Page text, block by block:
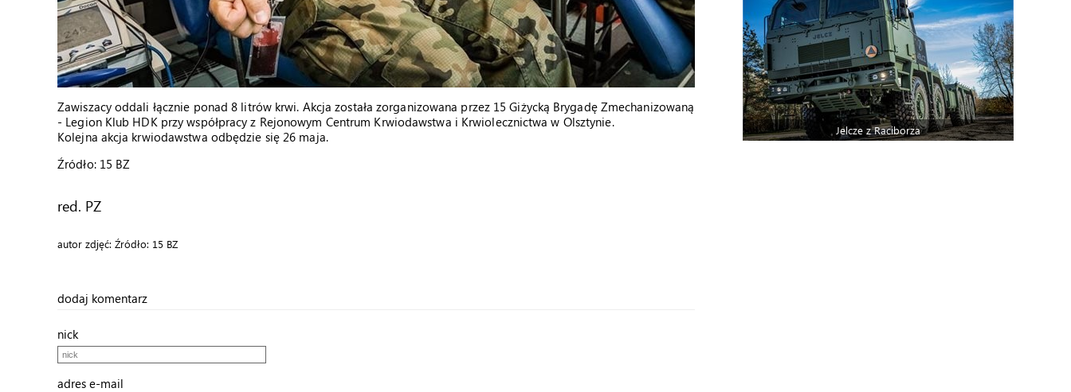
Zawiszacy oddali łącznie ponad 8 litrów krwi. Akcja została zorganizowana przez 15 Giżycką Brygadę Zmechanizowaną
- Legion Klub HDK przy współpracy z Rejonowym Centrum Krwiodawstwa i Krwiolecznictwa w Olsztynie.
Kolejna akcja krwiodawstwa odbędzie się 26 maja.
Źródło: 15 BZ
red. PZ
autor zdjęć: Źródło: 15 BZ
dodaj komentarz
nick
adres e-mail
Jelcze z Raciborza